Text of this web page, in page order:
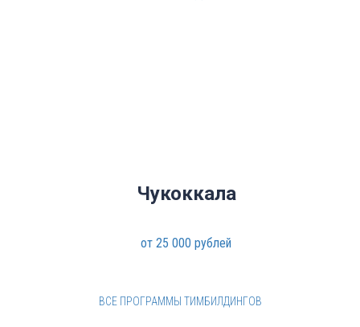
Чукоккала
от 25 000 рублей
ВСЕ ПРОГРАММЫ ТИМБИЛДИНГОВ